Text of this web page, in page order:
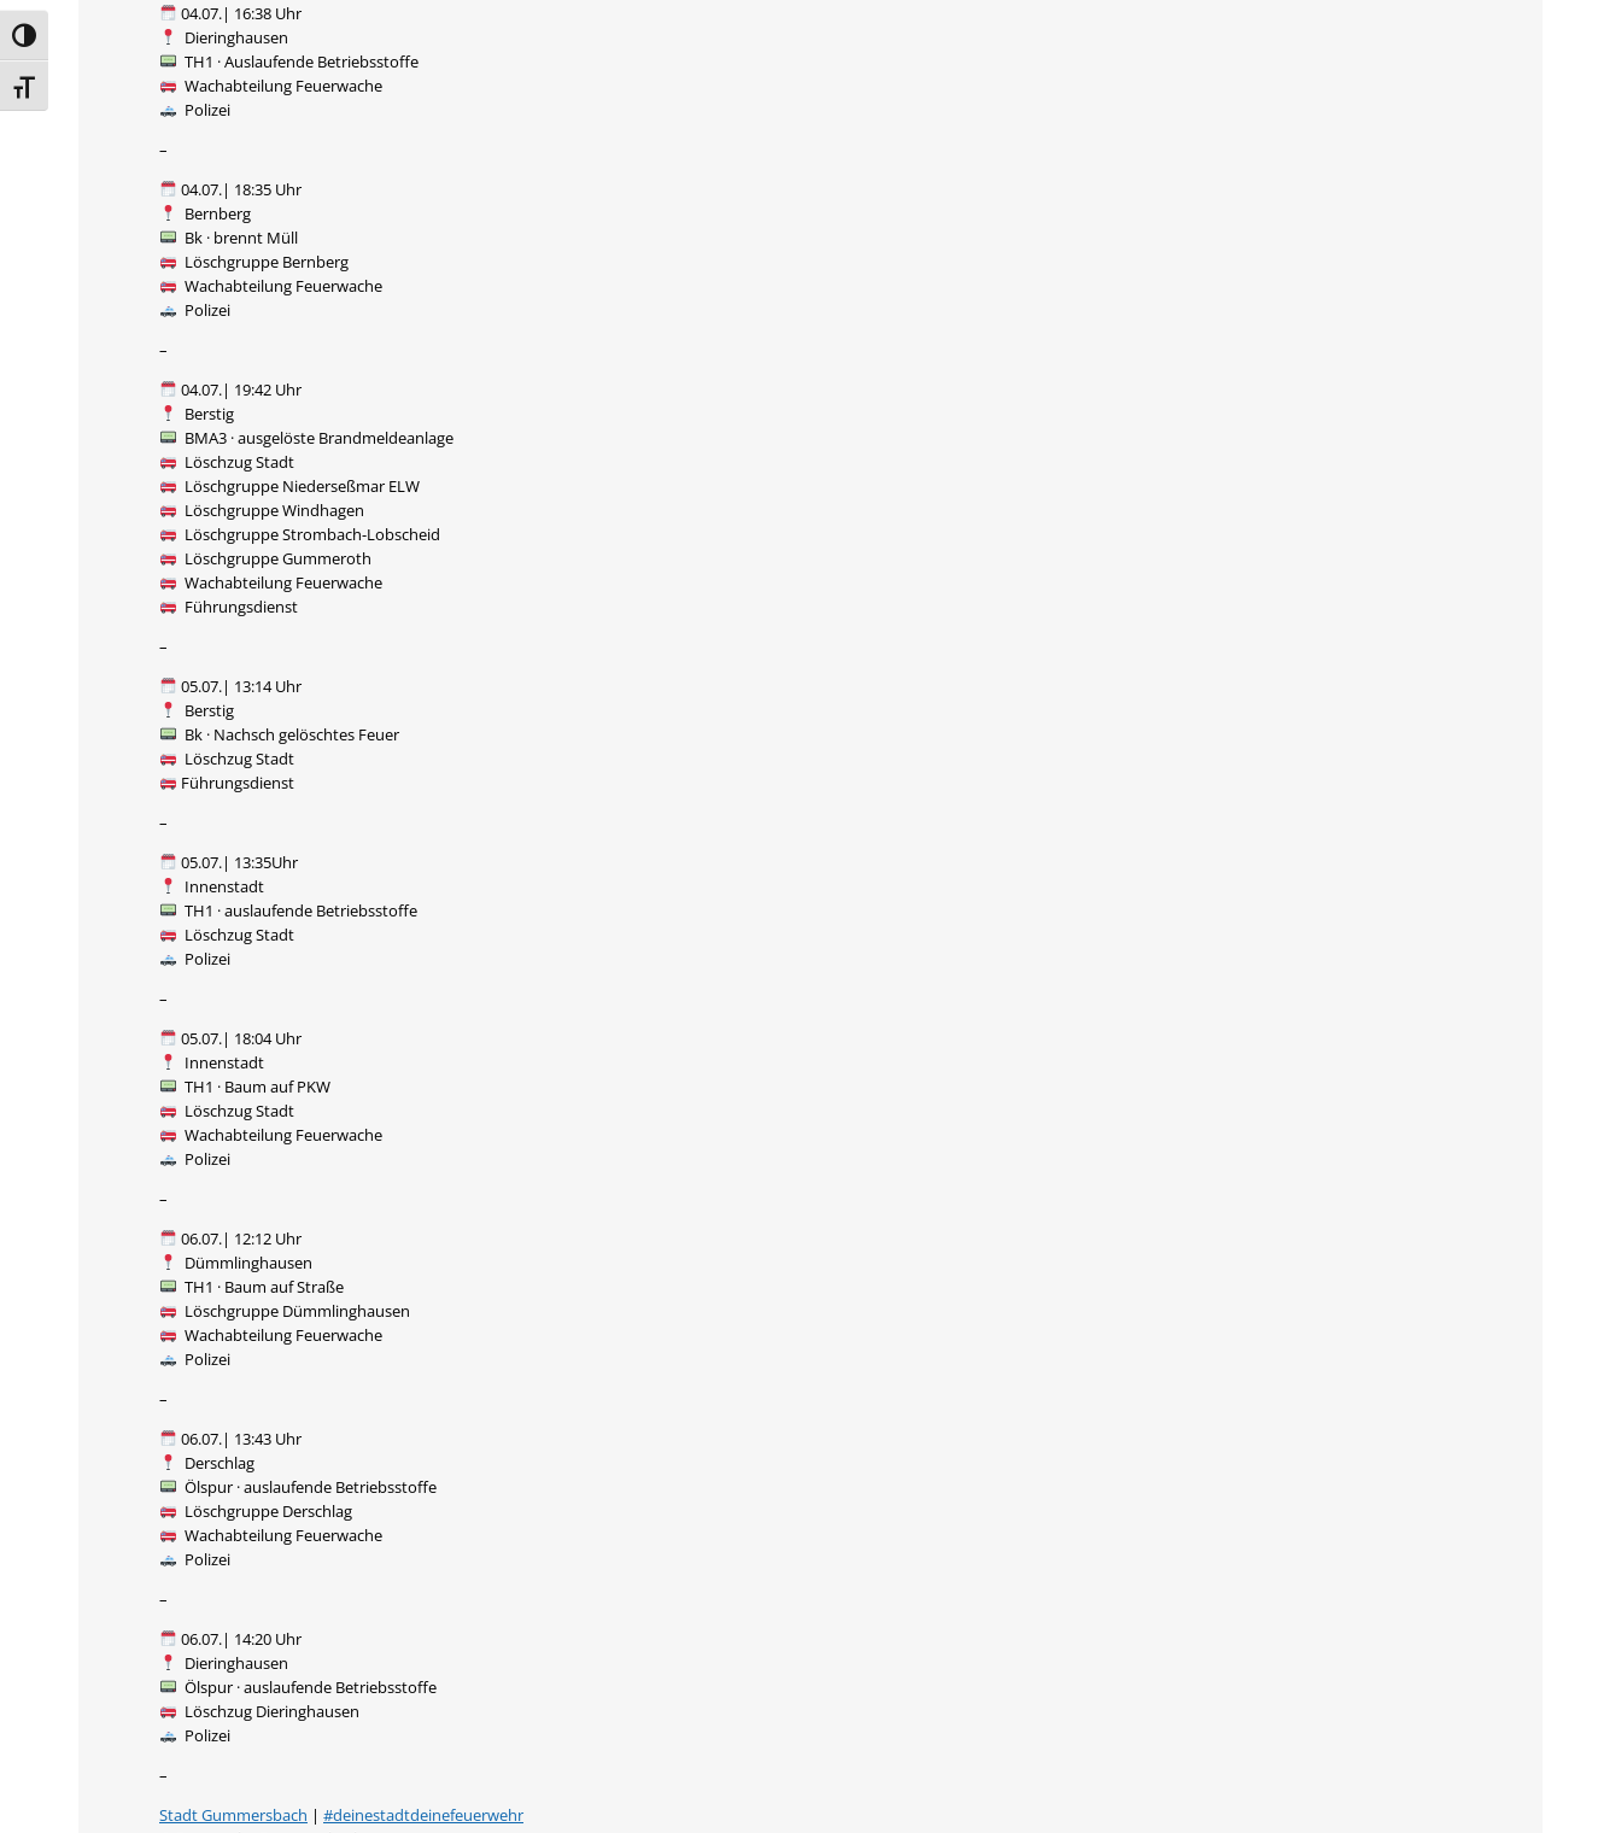
Umschalten auf hohe Kontraste
Schrift vergrößern
04.07.| 16:38 Uhr
Dieringhausen
TH1 · Auslaufende Betriebsstoffe
Wachabteilung Feuerwache
Polizei
–
04.07.| 18:35 Uhr
Bernberg
Bk · brennt Müll
Löschgruppe Bernberg
Wachabteilung Feuerwache
Polizei
–
04.07.| 19:42 Uhr
Berstig
BMA3 · ausgelöste Brandmeldeanlage
Löschzug Stadt
Löschgruppe Niederseßmar ELW
Löschgruppe Windhagen
Löschgruppe Strombach-Lobscheid
Löschgruppe Gummeroth
Wachabteilung Feuerwache
Führungsdienst
–
05.07.| 13:14 Uhr
Berstig
Bk · Nachsch gelöschtes Feuer
Löschzug Stadt
Führungsdienst
–
05.07.| 13:35Uhr
Innenstadt
TH1 · auslaufende Betriebsstoffe
Löschzug Stadt
Polizei
–
05.07.| 18:04 Uhr
Innenstadt
TH1 · Baum auf PKW
Löschzug Stadt
Wachabteilung Feuerwache
Polizei
–
06.07.| 12:12 Uhr
Dümmlinghausen
TH1 · Baum auf Straße
Löschgruppe Dümmlinghausen
Wachabteilung Feuerwache
Polizei
–
06.07.| 13:43 Uhr
Derschlag
Ölspur · auslaufende Betriebsstoffe
Löschgruppe Derschlag
Wachabteilung Feuerwache
Polizei
–
06.07.| 14:20 Uhr
Dieringhausen
Ölspur · auslaufende Betriebsstoffe
Löschzug Dieringhausen
Polizei
–
Stadt Gummersbach | #deinestadtdeinefeuerwehr